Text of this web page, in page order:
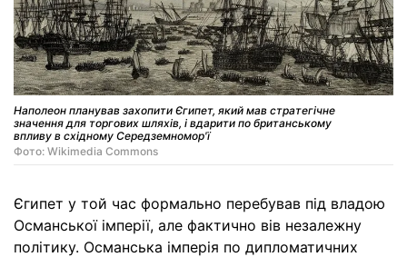
Наполеон планував захопити Єгипет, який мав стратегічне
значення для торгових шляхів, і вдарити по британському
впливу в східному Середземномор'ї
Фото: Wikimedia Commons
Єгипет у той час формально перебував під владою
Османської імперії, але фактично вів незалежну
політику. Османська імперія по дипломатичних